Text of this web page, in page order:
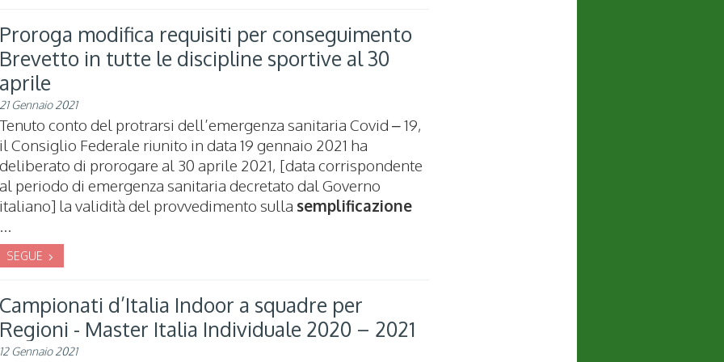
Proroga modifica requisiti per conseguimento
Brevetto in tutte le discipline sportive al 30
aprile
21 Gennaio 2021
Tenuto conto del protrarsi dell’emergenza sanitaria Covid – 19,
il Consiglio Federale riunito in data 19 gennaio 2021 ha
deliberato di prorogare al 30 aprile 2021, [data corrispondente
al periodo di emergenza sanitaria decretato dal Governo
italiano] la validità del provvedimento sulla semplificazione
...
SEGUE
Campionati d’Italia Indoor a squadre per
Regioni - Master Italia Individuale 2020 – 2021
12 Gennaio 2021